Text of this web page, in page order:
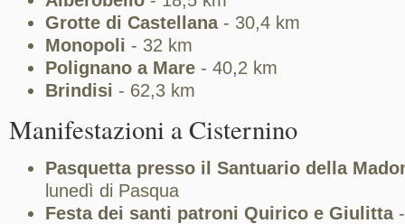
Grotte di Castellana- 30,4 km
Monopoli - 32 km
Polignano a Mare - 40,2 km
Brindisi - 62,3 km
Manifestazioni a Cisternino
Pasquetta presso il Santuario della
lunedì di Pasqua
Festa dei santi patroni Quirico e Giulitta-